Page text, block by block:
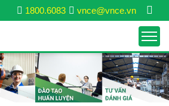
vnce@vnce.vn
1800.6083